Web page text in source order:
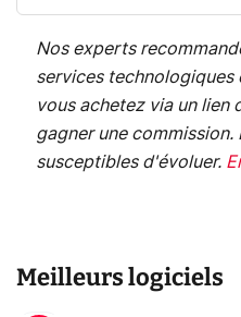
Nos experts
services technologiques
vous achetez via un lien
gagner une
susceptibles d'évoluer.
Meilleurs logiciels